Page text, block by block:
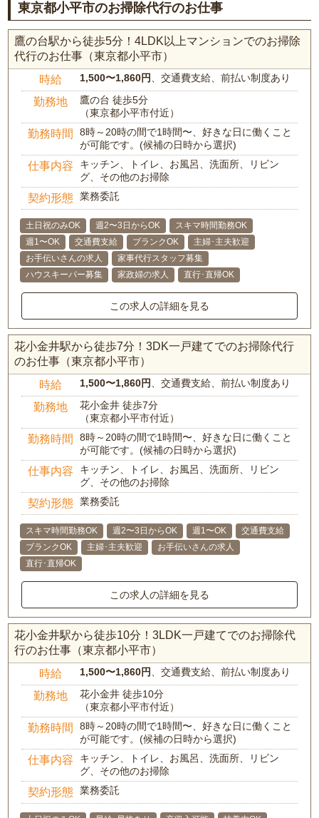
東京都小平市のお掃除代行のお仕事
鷹の台駅から徒歩5分！4LDK以上マンションでのお掃除
代行のお仕事（東京都小平市）
時給 1,500〜1,860円 、交通費支給、前払い制度あり
勤務地
鷹の台 徒歩5分
（東京都小平市付近）
勤務時間
8時～20時の間で1時間〜、好きな日に働くこと
が可能です。(候補の日時から選択)
仕事内容
キッチン、トイレ、お風呂、洗面所、リビン
グ、その他のお掃除
契約形態 業務委託
土日祝のみOK 週2〜3日からOK
スキマ時間勤務OK
週1〜OK
交通費支給 ブランクOK
主婦･主夫歓迎
お手伝いさんの求人
家事代行スタッフ募集
ハウスキーパー募集
家政婦の求人 直行･直帰OK
この求人の詳細を見る
花小金井駅から徒歩7分！3DK一戸建てでのお掃除代行
のお仕事（東京都小平市）
時給 1,500〜1,860円 、交通費支給、前払い制度あり
勤務地
花小金井 徒歩7分
（東京都小平市付近）
勤務時間
8時～20時の間で1時間〜、好きな日に働くこと
が可能です。(候補の日時から選択)
仕事内容
キッチン、トイレ、お風呂、洗面所、リビン
グ、その他のお掃除
契約形態 業務委託
スキマ時間勤務OK 週2〜3日からOK 週1〜OK
交通費支給
ブランクOK
主婦･主夫歓迎
お手伝いさんの求人
直行･直帰OK
この求人の詳細を見る
花小金井駅から徒歩10分！3LDK一戸建てでのお掃除代
行のお仕事（東京都小平市）
時給 1,500〜1,860円 、交通費支給、前払い制度あり
勤務地
花小金井 徒歩10分
（東京都小平市付近）
勤務時間
8時～20時の間で1時間〜、好きな日に働くこと
が可能です。(候補の日時から選択)
仕事内容
キッチン、トイレ、お風呂、洗面所、リビン
グ、その他のお掃除
契約形態 業務委託